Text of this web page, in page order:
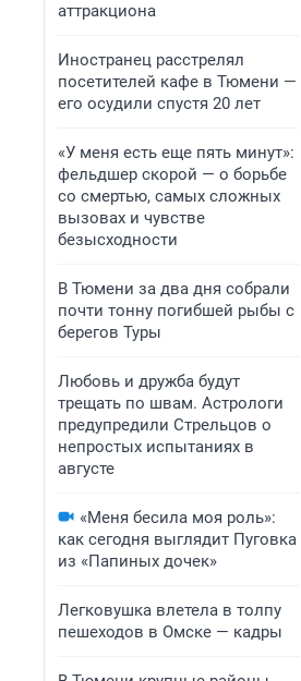
аттракциона
Иностранец расстрелял
посетителей кафе в Тюмени —
его осудили спустя 20 лет
«У меня есть еще пять минут»:
фельдшер скорой — о борьбе
со смертью, самых сложных
вызовах и чувстве
безысходности
В Тюмени за два дня собрали
почти тонну погибшей рыбы с
берегов Туры
Любовь и дружба будут
трещать по швам. Астрологи
предупредили Стрельцов о
непростых испытаниях в
августе
«Меня бесила моя роль»:
как сегодня выглядит Пуговка
из «Папиных дочек»
Легковушка влетела в толпу
пешеходов в Омске — кадры